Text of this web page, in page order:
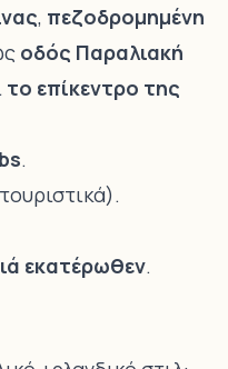
, πεζοδρομημένη
οδός Παραλιακή
το επίκεντρο της
.
εκατέρωθεν.